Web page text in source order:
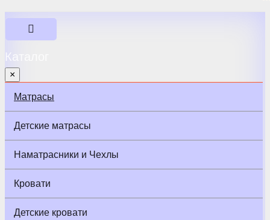
Каталог
×
Матрасы
Детские матрасы
Наматрасники и Чехлы
Кровати
Детские кровати